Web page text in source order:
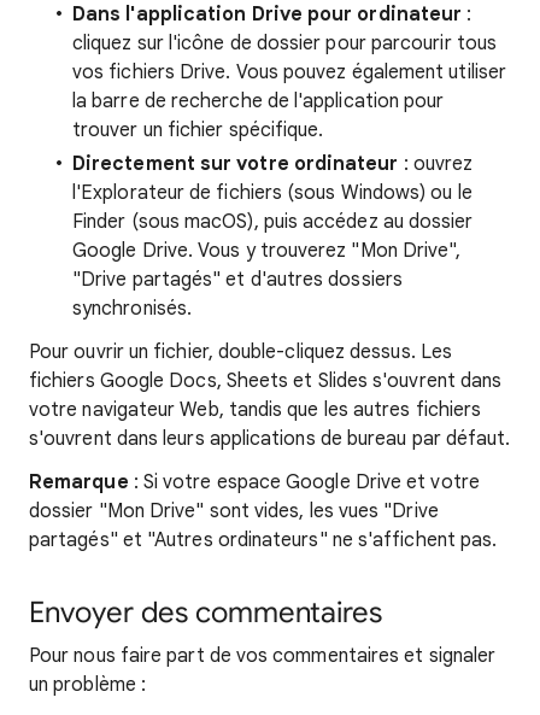
Dans l'application Drive pour ordinateur :
cliquez sur l'icône de dossier pour parcourir tous
vos fichiers Drive. Vous pouvez également utiliser
la barre de recherche de l'application pour
trouver un fichier spécifique.
Directement sur votre ordinateur : ouvrez
l'Explorateur de fichiers (sous Windows) ou le
Finder (sous macOS), puis accédez au dossier
Google Drive. Vous y trouverez "Mon Drive",
"Drive partagés" et d'autres dossiers
synchronisés.
Pour ouvrir un fichier, double-cliquez dessus. Les
fichiers Google Docs, Sheets et Slides s'ouvrent dans
votre navigateur Web, tandis que les autres fichiers
s'ouvrent dans leurs applications de bureau par défaut.
Remarque : Si votre espace Google Drive et votre
dossier "Mon Drive" sont vides, les vues "Drive
partagés" et "Autres ordinateurs" ne s'affichent pas.
Envoyer des commentaires
Pour nous faire part de vos commentaires et signaler
un problème :